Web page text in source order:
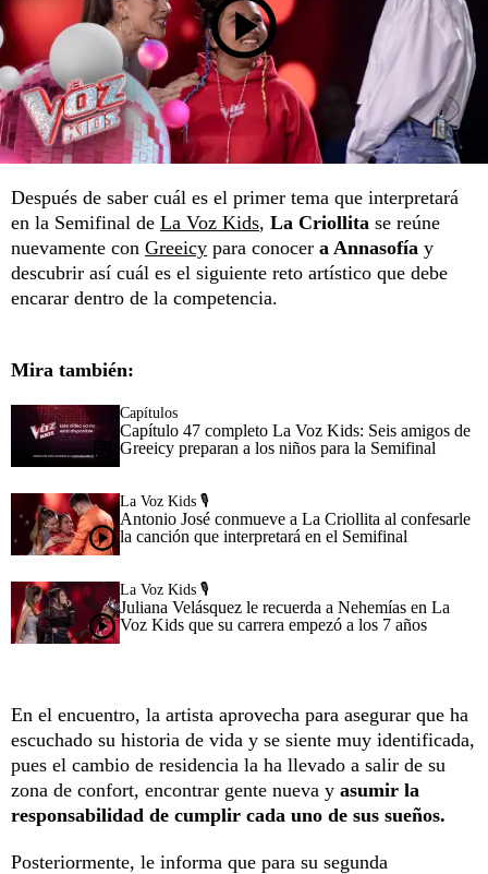
Después de saber cuál es el primer tema que interpretará
en la Semifinal de La Voz Kids, La Criollita se reúne
nuevamente con Greeicy para conocer a Annasofía y
descubrir así cuál es el siguiente reto artístico que debe
encarar dentro de la competencia.
Mira también:
Capítulos
Capítulo 47 completo La Voz Kids: Seis amigos de
Greeicy preparan a los niños para la Semifinal
La Voz Kids 🎙️
Antonio José conmueve a La Criollita al confesarle
la canción que interpretará en el Semifinal
La Voz Kids 🎙️
Juliana Velásquez le recuerda a Nehemías en La
Voz Kids que su carrera empezó a los 7 años
En el encuentro, la artista aprovecha para asegurar que ha
escuchado su historia de vida y se siente muy identificada,
pues el cambio de residencia la ha llevado a salir de su
zona de confort, encontrar gente nueva y asumir la
responsabilidad de cumplir cada uno de sus sueños.
Posteriormente, le informa que para su segunda